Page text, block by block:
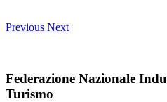
Previous Next
Federazione Nazionale
Turismo